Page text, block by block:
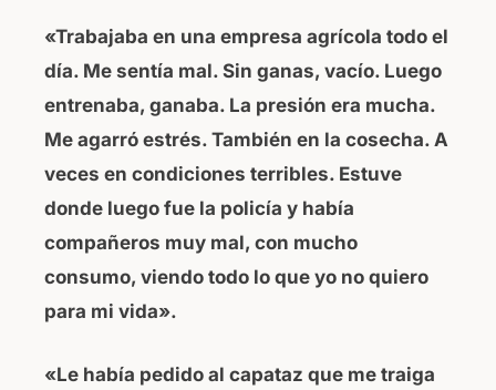
«Trabajaba en una empresa agrícola todo el
día. Me sentía mal. Sin ganas, vacío. Luego
entrenaba, ganaba. La presión era mucha.
Me agarró estrés. También en la cosecha. A
veces en condiciones terribles. Estuve
donde luego fue la policía y había
compañeros muy mal, con mucho
consumo, viendo todo lo que yo no quiero
para mi vida».
«Le había pedido al capataz que me traiga